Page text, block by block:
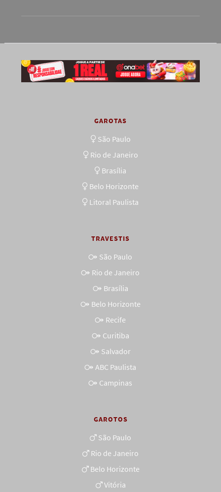
GAROTAS
São Paulo
Rio de Janeiro
Brasília
Belo Horizonte
Litoral Paulista
TRAVESTIS
São Paulo
Rio de Janeiro
Brasília
Belo Horizonte
Recife
Curitiba
Salvador
ABC Paulista
Campinas
GAROTOS
São Paulo
Rio de Janeiro
Belo Horizonte
Vitória